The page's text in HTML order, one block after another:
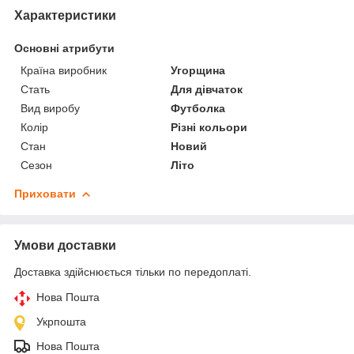
Характеристики
Основні атрибути
Країна виробник
Угорщина
Стать
Для дівчаток
Вид виробу
Футболка
Колір
Різні кольори
Стан
Новий
Сезон
Літо
Приховати
Умови доставки
Доставка здійснюється тільки по передоплаті.
Нова Пошта
Укрпошта
Нова Пошта